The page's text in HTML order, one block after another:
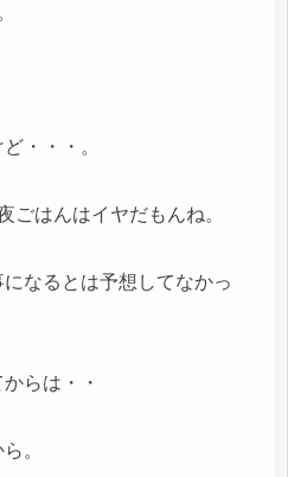
・・・。
ごはんはイヤだもんね。
なるとは予想してなかっ
らは・・
。